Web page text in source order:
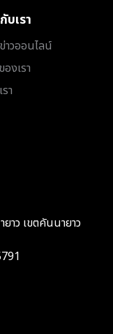
บเรา
าวออนไลน์
งเรา
า
าว เขตคันนายาว